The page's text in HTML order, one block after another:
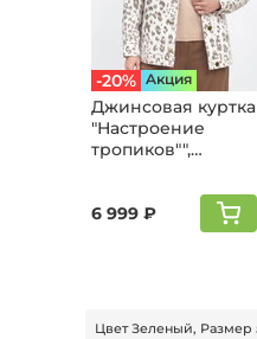
-20% Aкция
Джинсовая куртка
"Настроение
тропиков"",
6 999 ₽
Цвет Зеленый, Размер